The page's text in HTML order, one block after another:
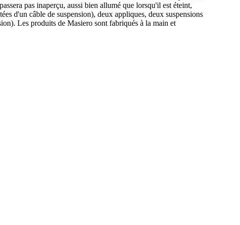
pas inaperçu, aussi bien allumé que lorsqu'il est éteint,
d'un câble de suspension), deux appliques, deux suspensions
Les produits de Masiero sont fabriqués à la main et